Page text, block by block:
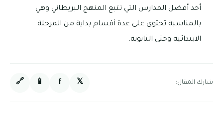
أحد أفضل المدارس التي تتبع المنهج البريطاني وهي
بالمناسبة تحتوي على عدة أقسام بداية من المرحلة
الابتدائية وحتى الثانوية.
شارك المقال: 𝕏
f
📱
🔗